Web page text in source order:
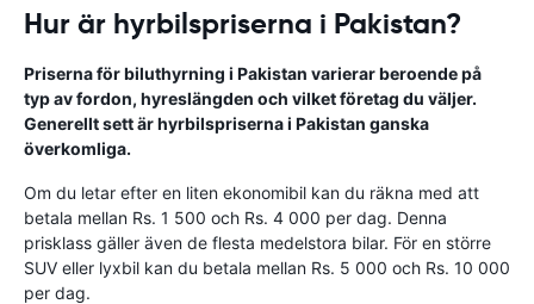
Hur är hyrbilspriserna i Pakistan?
Priserna för biluthyrning i Pakistan varierar beroende på
typ av fordon, hyreslängden och vilket företag du väljer.
Generellt sett är hyrbilspriserna i Pakistan ganska
överkomliga.
Om du letar efter en liten ekonomibil kan du räkna med att
betala mellan Rs. 1 500 och Rs. 4 000 per dag. Denna
prisklass gäller även de flesta medelstora bilar. För en större
SUV eller lyxbil kan du betala mellan Rs. 5 000 och Rs. 10 000
per dag.